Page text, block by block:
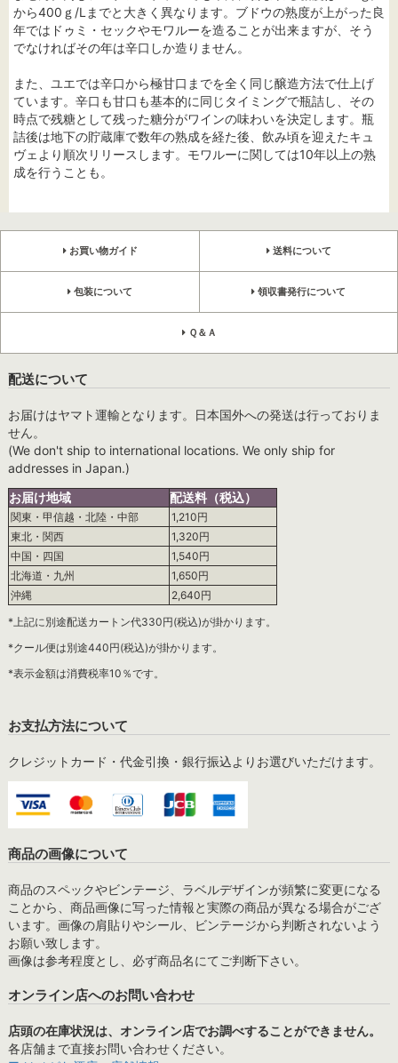
から400ｇ/Lまでと大きく異なります。ブドウの熟度が上がった良
年ではドゥミ・セックやモワルーを造ることが出来ますが、そう
でなければその年は辛口しか造りません。
また、ユエでは辛口から極甘口までを全く同じ醸造方法で仕上げ
ています。辛口も甘口も基本的に同じタイミングで瓶詰し、その
時点で残糖として残った糖分がワインの味わいを決定します。瓶
詰後は地下の貯蔵庫で数年の熟成を経た後、飲み頃を迎えたキュ
ヴェより順次リリースします。モワルーに関しては10年以上の熟
成を行うことも。
お買い物ガイド 送料について
包装について 領収書発行について
Ｑ＆Ａ
配送について
お届けはヤマト運輸となります。日本国外への発送は行っておりま
せん。
(We don't ship to international locations. We only ship for
addresses in Japan.)
お届け地域
配送料（税込）
関東・甲信越・北陸・中部
1,210円
東北・関西
1,320円
中国・四国
1,540円
北海道・九州
1,650円
沖縄
2,640円
*上記に別途配送カートン代330円(税込)が掛かります。
*クール便は別途440円(税込)が掛かります。
*表示金額は消費税率10％です。
お支払方法について
クレジットカード・代金引換・銀行振込よりお選びいただけます。
商品の画像について
商品のスペックやビンテージ、ラベルデザインが頻繁に変更になる
ことから、商品画像に写った情報と実際の商品が異なる場合がござ
います。画像の肩貼りやシール、ビンテージから判断されないよう
お願い致します。
画像は参考程度とし、必ず商品名にてご判断下さい。
オンライン店へのお問い合わせ
店頭の在庫状況は、オンライン店でお調べすることができません。
各店舗まで直接お問い合わせください。